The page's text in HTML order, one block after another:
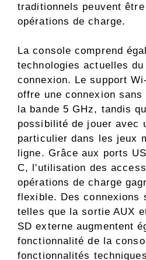
traditionnels peuvent
opérations de charge.
La console comprend
technologies actuelles
connexion. Le support
offre une connexion
la bande 5 GHz, tandis
possibilité de jouer avec
particulier dans les jeux
ligne. Grâce aux ports
C, l'utilisation des
opérations de charge
flexible. Des connexions
telles que la sortie AUX
SD externe augmentent
fonctionnalité de la
fonctionnalités